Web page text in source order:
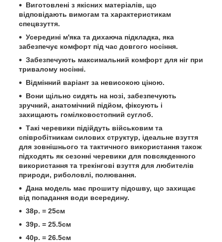
Виготовлені з якісних матеріалів, що
відповідають вимогам та характеристикам
спецвзуття.
Усередині м'яка та дихаюча підкладка, яка
забезпечує комфорт під час довгого носіння.
Забезпечують максимальний комфорт для ніг при
тривалому носінні.
Відмінний варіант за невисокою ціною.
Вони щільно сидять на нозі, забезпечують
зручний, анатомічний підйом, фіксують і
захищають гомілковостопний суглоб.
Такі черевики підійдуть військовим та
співробітникам силових структур, ідеальне взуття
для зовнішнього та тактичного використання також
підходять як сезонні черевики для повсякденного
використання та трекінгові взуття для любителів
природи, риболовлі, полювання.
Дана модель має прошиту підошву, що захищає
від попадання води всередину.
38р. = 25см
39р. = 25.5см
40р. = 26.5см